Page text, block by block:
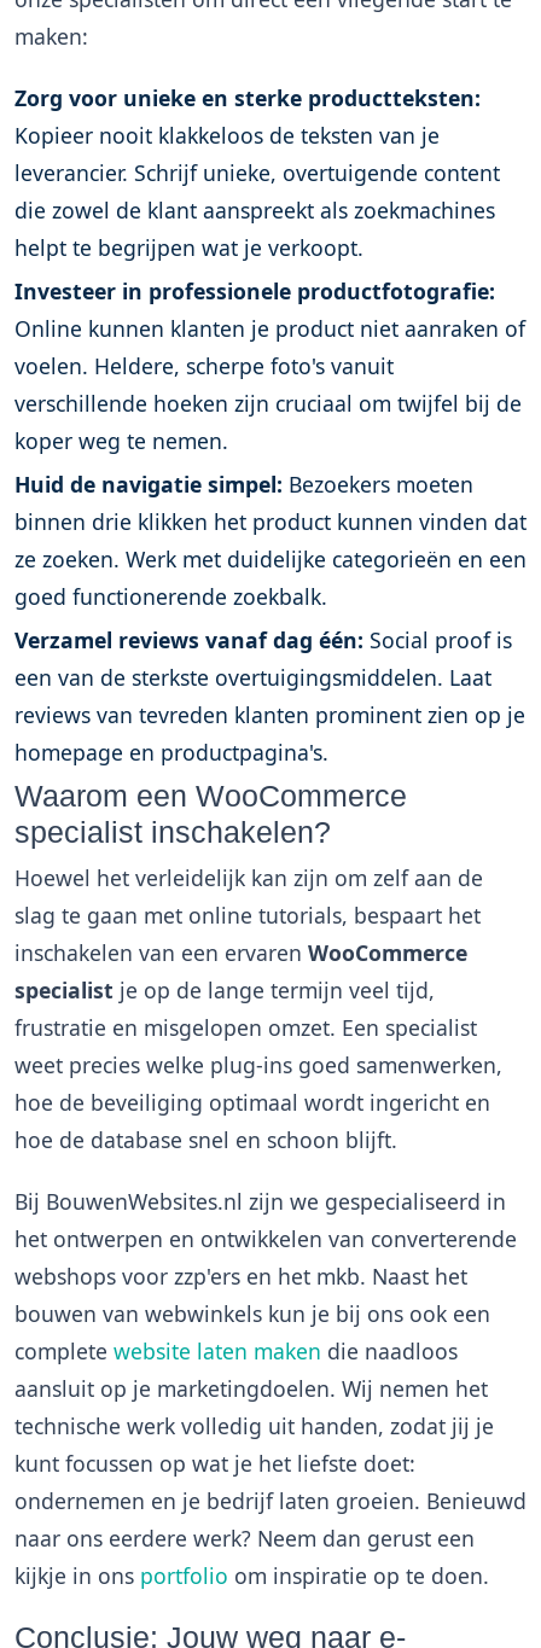
maken:
Zorg voor unieke en sterke productteksten:
Kopieer nooit klakkeloos de teksten van je
leverancier. Schrijf unieke, overtuigende content
die zowel de klant aanspreekt als zoekmachines
helpt te begrijpen wat je verkoopt.
Investeer in professionele productfotografie:
Online kunnen klanten je product niet aanraken of
voelen. Heldere, scherpe foto's vanuit
verschillende hoeken zijn cruciaal om twijfel bij de
koper weg te nemen.
Huid de navigatie simpel: Bezoekers moeten
binnen drie klikken het product kunnen vinden dat
ze zoeken. Werk met duidelijke categorieën en een
goed functionerende zoekbalk.
Verzamel reviews vanaf dag één: Social proof is
een van de sterkste overtuigingsmiddelen. Laat
reviews van tevreden klanten prominent zien op je
homepage en productpagina's.
Waarom een WooCommerce
specialist inschakelen?
Hoewel het verleidelijk kan zijn om zelf aan de
slag te gaan met online tutorials, bespaart het
inschakelen van een ervaren WooCommerce
specialist je op de lange termijn veel tijd,
frustratie en misgelopen omzet. Een specialist
weet precies welke plug-ins goed samenwerken,
hoe de beveiliging optimaal wordt ingericht en
hoe de database snel en schoon blijft.
Bij BouwenWebsites.nl zijn we gespecialiseerd in
het ontwerpen en ontwikkelen van converterende
webshops voor zzp'ers en het mkb. Naast het
bouwen van webwinkels kun je bij ons ook een
complete website laten maken die naadloos
aansluit op je marketingdoelen. Wij nemen het
technische werk volledig uit handen, zodat jij je
kunt focussen op wat je het liefste doet:
ondernemen en je bedrijf laten groeien. Benieuwd
naar ons eerdere werk? Neem dan gerust een
kijkje in ons portfolio om inspiratie op te doen.
Conclusie: Jouw weg naar e-